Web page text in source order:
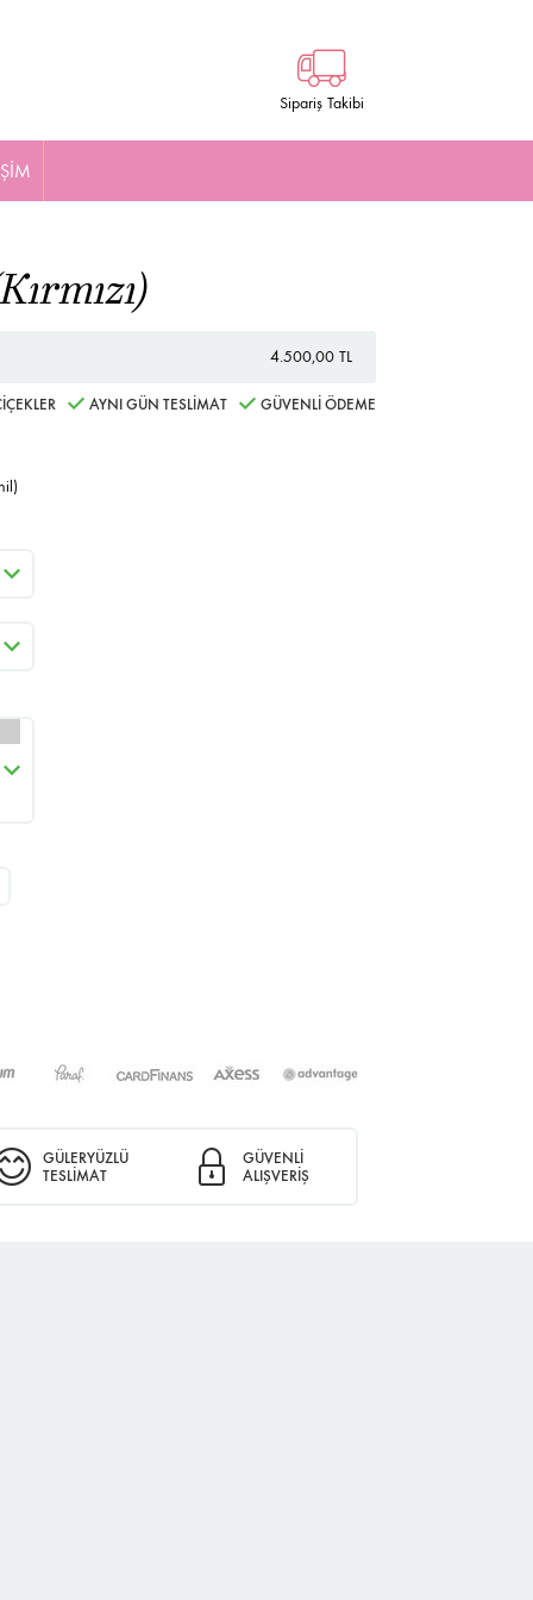
Sipariş Takibi
4.500,00 TL
AYNI GÜN TESLİMAT GÜVENLİ ÖDEME
GÜLERYÜZLÜ
TESLİMAT
GÜVENLİ
ALIŞVERİŞ